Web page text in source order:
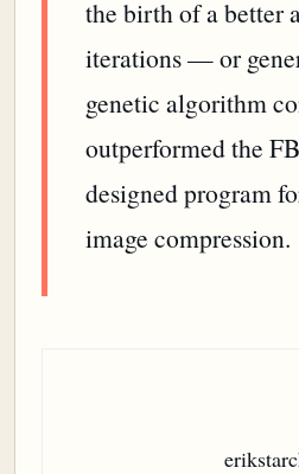
the birth of a better
iterations — or
genetic algorithm
outperformed the
designed program
image compression.